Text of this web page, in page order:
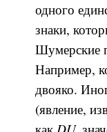
одного
знаки,
Шумерские
Например,
двояко.
(явление,